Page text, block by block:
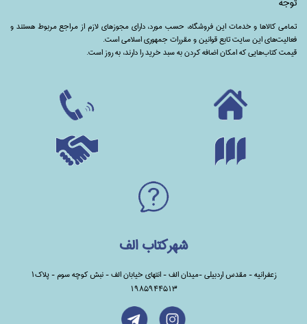
تمامی‌ کالاها و خدمات این فروشگاه، حسب مورد،‌ دارای مجوزهای لازم از مراجع مربوط هستند ‌و‌‌
فعالیت‌های این سایت تابع قوانین و مقررات جمهوری اسلامی است.
قیمت کتاب‌هایی که امکان اضافه کردن به سبد خرید را دارند،‌ به روز است.
شهرکتاب الف
زعفرانیه - مقدس اردبیلی -میدان الف - انتهای خیابان الف - نبش کوچه سوم - پلاک1
1985944513